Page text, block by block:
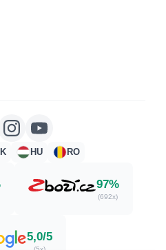
HU RO
97%
(692x)
5,0/5